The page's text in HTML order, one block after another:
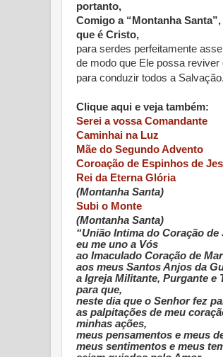
portanto,
Comigo a “Montanha Santa”,
que é Cristo,
para serdes perfeitamente
de modo que Ele possa
para conduzir todos a Salvação.
Clique aqui e veja também:
Serei a vossa Comandante
Caminhai na Luz
Mãe do Segundo Advento
Coroação de Espinhos de
Rei da Eterna Glória
(Montanha Santa)
Subi o Monte
(Montanha Santa)
“União Intima do Coração
eu me uno a Vós
ao Imaculado Coração de
aos meus Santos Anjos da
a Igreja Militante, Purgante e
para que,
neste dia que o Senhor fez
as palpitações de meu
minhas ações,
meus pensamentos e meus
meus sentimentos e meus